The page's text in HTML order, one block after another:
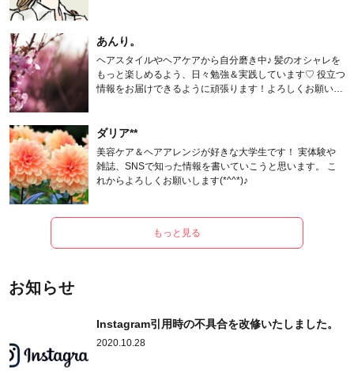
あんり。
ヘアスタイルやヘアケアから自分磨き中♪ 髪のオシャレを
もっと楽しめるよう、日々勉強＆実践しています♡ 役立つ
情報をお届けできるように頑張ります！よろしくお願いし
ダリア**
美容ケア＆ヘアアレンジが好きな大学生です！ 実体験や
雑誌、SNSで知った情報を書いていこうと思います。 こ
れからよろしくお願いします(*^^*)♪
もっと見る
お知らせ
Instagram引用時の不具合を改修いたしました。
2020.10.28